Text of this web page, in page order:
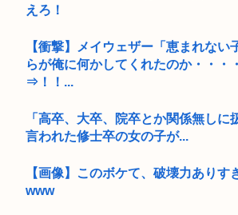
えろ！
【衝撃】メイウェザー「恵まれない
らが俺に何かしてくれたのか・・・
⇒！！...
「高卒、大卒、院卒とか関係無しに
言われた修士卒の女の子が...
【画像】このボケて、破壊力ありす
www